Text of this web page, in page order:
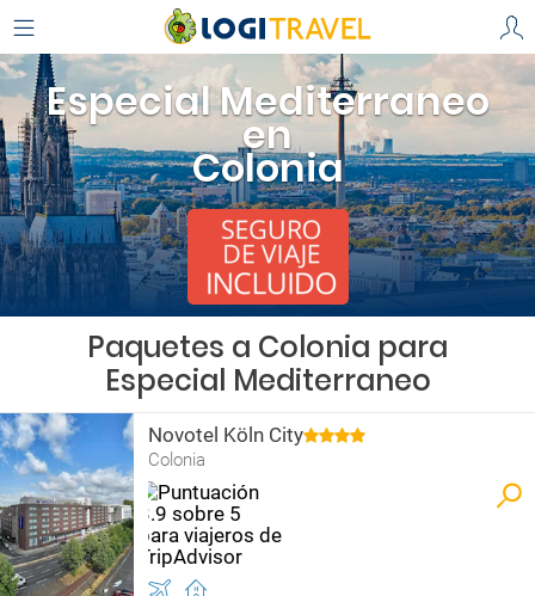
Especial Mediterraneo
en
Colonia
Paquetes a Colonia para
Especial Mediterraneo
Novotel Köln City
Colonia